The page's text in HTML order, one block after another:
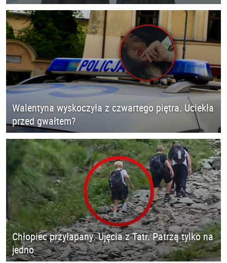
Walentyna wyskoczyła z czwartego piętra. Uciekła
przed gwałtem?
Chłopiec przyłapany. Ujęcia z Tatr. Patrzą tylko na
jedno